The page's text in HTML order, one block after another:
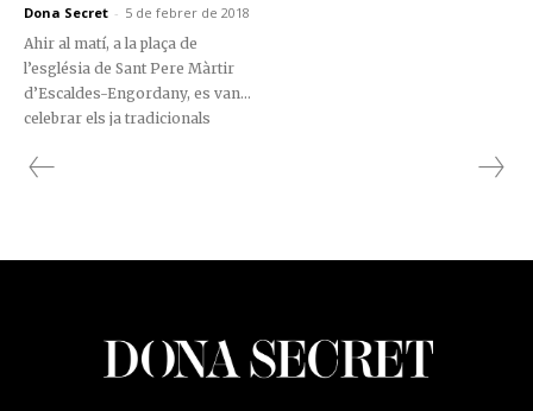
Dona Secret - 5 de febrer de 2018
Ahir al matí, a la plaça de
l’església de Sant Pere Màrtir
d’Escaldes-Engordany, es van
celebrar els ja tradicionals
edició que, coincidint amb el 40è